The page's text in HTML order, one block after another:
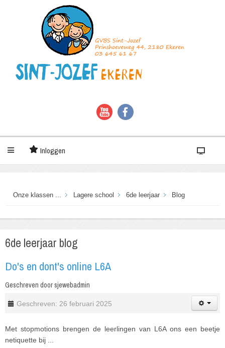
Inloggen
Onze klassen ... Lagere school 6de leerjaar Blog
6de leerjaar blog
Do's en dont's online L6A
Geschreven door sjewebadmin
Geschreven: 26 februari 2025
Met stopmotions brengen de leerlingen van L6A ons een beetje
netiquette bij ...